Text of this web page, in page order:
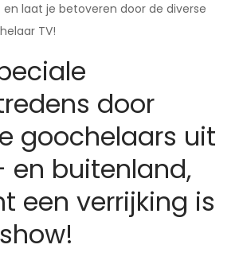
laat je betoveren door de diverse
TV!
door
goochelaars uit
en buitenland,
een verrijking is